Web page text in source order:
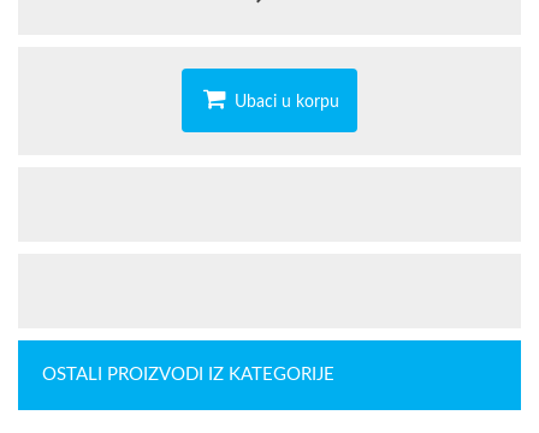
Ubaci u korpu
OSTALI PROIZVODI IZ KATEGORIJE